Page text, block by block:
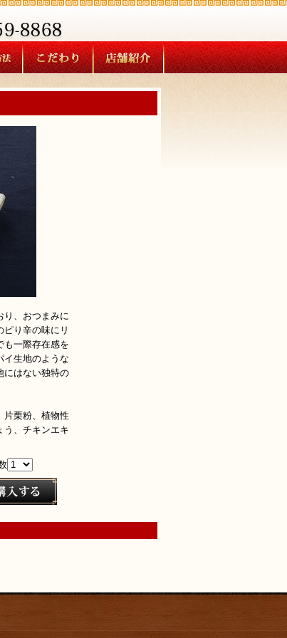
り、おつまみに
り辛の味にリ
も一際存在感を
イ生地のような
にはない独特の
片栗粉、植物性
う、チキンエキ